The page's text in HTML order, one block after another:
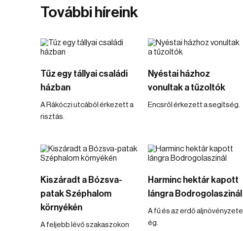
További híreink
Tűz egy tállyai családi
házban
A Rákóczi utcából érkezett a
risztás.
Nyéstai házhoz
vonultak a tűzoltók
Encsről érkezett a segítség.
Kiszáradt a Bózsva-
patak Széphalom
környékén
A feljebb lévő szakaszokon
Harminc hektár kapott
lángra Bodrogolaszinál
A fű és az erdő aljnövényzete
ég.